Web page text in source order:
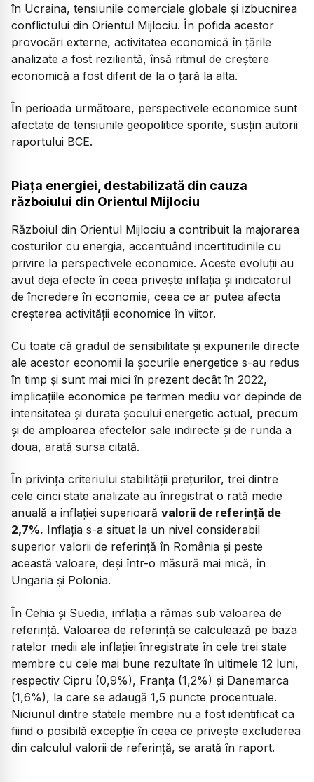
în Ucraina, tensiunile comerciale globale și izbucnirea
conflictului din Orientul Mijlociu. În pofida acestor
provocări externe, activitatea economică în țările
analizate a fost rezilientă, însă ritmul de creștere
economică a fost diferit de la o țară la alta.
În perioada următoare, perspectivele economice sunt
afectate de tensiunile geopolitice sporite, susțin autorii
raportului BCE.
Piața energiei, destabilizată din cauza
războiului din Orientul Mijlociu
Războiul din Orientul Mijlociu a contribuit la majorarea
costurilor cu energia, accentuând incertitudinile cu
privire la perspectivele economice. Aceste evoluții au
avut deja efecte în ceea privește inflația și indicatorul
de încredere în economie, ceea ce ar putea afecta
creșterea activității economice în viitor.
Cu toate că gradul de sensibilitate și expunerile directe
ale acestor economii la șocurile energetice s-au redus
în timp și sunt mai mici în prezent decât în 2022,
implicațiile economice pe termen mediu vor depinde de
intensitatea și durata șocului energetic actual, precum
și de amploarea efectelor sale indirecte și de runda a
doua, arată sursa citată.
În privința criteriului stabilității prețurilor, trei dintre
cele cinci state analizate au înregistrat o rată medie
anuală a inflației superioară valorii de referință de
2,7%. Inflația s-a situat la un nivel considerabil
superior valorii de referință în România și peste
această valoare, deși într-o măsură mai mică, în
Ungaria și Polonia.
În Cehia și Suedia, inflația a rămas sub valoarea de
referință. Valoarea de referință se calculează pe baza
ratelor medii ale inflației înregistrate în cele trei state
membre cu cele mai bune rezultate în ultimele 12 luni,
respectiv Cipru (0,9%), Franța (1,2%) și Danemarca
(1,6%), la care se adaugă 1,5 puncte procentuale.
Niciunul dintre statele membre nu a fost identificat ca
fiind o posibilă excepție în ceea ce privește excluderea
din calculul valorii de referință, se arată în raport.